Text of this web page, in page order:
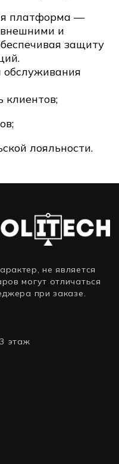
платформа —
и
защиту
обслуживания
клиентов;
лояльности.
не является
могут отличаться
при заказе.
этаж